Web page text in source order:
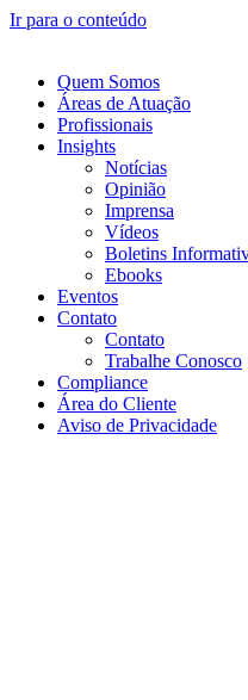
Ir para o conteúdo
Quem Somos
Áreas de Atuação
Profissionais
Insights
Notícias
Opinião
Imprensa
Vídeos
Boletins
Ebooks
Eventos
Contato
Contato
Trabalhe Conosco
Compliance
Área do Cliente
Aviso de Privacidade